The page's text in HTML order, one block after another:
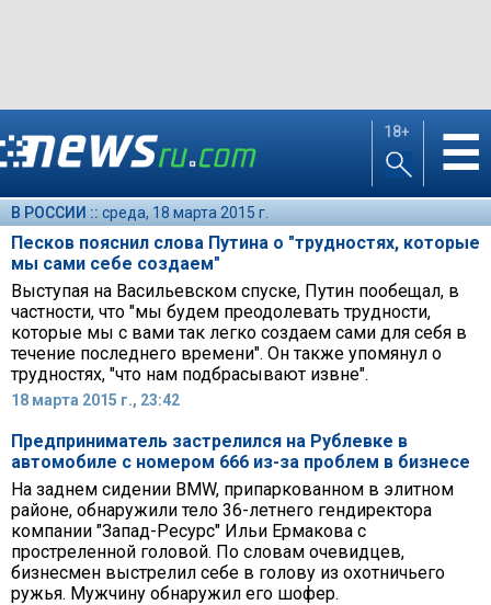
18+ ☰
В РОССИИ :: среда, 18 марта 2015 г.
Песков пояснил слова Путина о "трудностях, которые
мы сами себе создаем"
Выступая на Васильевском спуске, Путин пообещал, в
частности, что "мы будем преодолевать трудности,
которые мы с вами так легко создаем сами для себя в
течение последнего времени". Он также упомянул о
трудностях, "что нам подбрасывают извне".
18 марта 2015 г., 23:42
Предприниматель застрелился на Рублевке в
автомобиле с номером 666 из-за проблем в бизнесе
На заднем сидении BMW, припаркованном в элитном
районе, обнаружили тело 36-летнего гендиректора
компании "Запад-Ресурс" Ильи Ермакова с
простреленной головой. По словам очевидцев,
бизнесмен выстрелил себе в голову из охотничьего
ружья. Мужчину обнаружил его шофер.